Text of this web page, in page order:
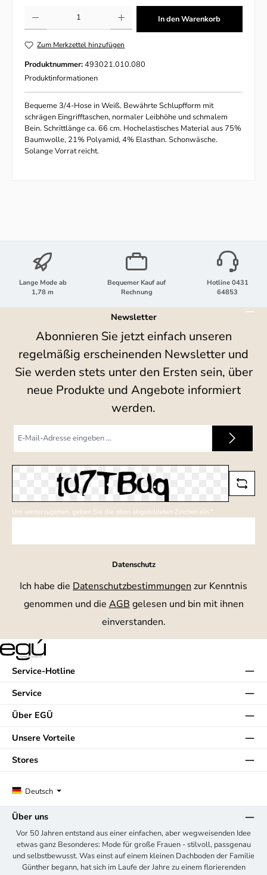
In den Warenkorb
Zum Merkzettel hinzufügen
Produktnummer:493021.010.080
Produktinformationen
Bequeme 3/4-Hose in Weiß. Bewährte Schlupfform mit
schrägen Eingrifftaschen, normaler Leibhöhe und schmalem
Bein. Schrittlänge ca. 66 cm. Hochelastisches Material aus 75%
Baumwolle, 21% Polyamid, 4% Elasthan. Schonwäsche.
Solange Vorrat reicht.
Lange Mode ab
1,78 m
Bequemer Kauf auf
Rechnung
Hotline 0431
64853
Newsletter
Abonnieren Sie jetzt einfach unseren
regelmäßig erscheinenden Newsletter und
Sie werden stets unter den Ersten sein, über
neue Produkte und Angebote informiert
werden.
Mail-
Um weiterzugehen, geben Sie die oben abgebildeten Zeichen ein *
Datenschutz
Ich habe die Datenschutzbestimmungen zur Kenntnis
genommen und die AGB gelesen und bin mit ihnen
einverstanden.
Service-Hotline
Service
Über EGÜ
Unsere Vorteile
Deutsch
Stores
Über uns
Vor 50 Jahren entstand aus einer einfachen, aber wegweisenden Idee
etwas ganz Besonderes: Mode für große Frauen - stilvoll, passgenau
und selbstbewusst. Was einst auf einem kleinen Dachboden der Familie
Günther begann, hat sich im Laufe der Jahre zu einem florierenden